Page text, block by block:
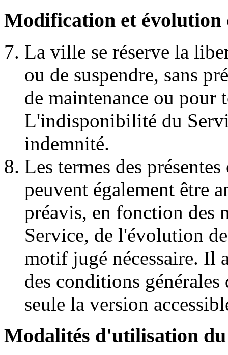
Modification et évolution
La ville se réserve la
ou de suspendre, sans
de maintenance ou pour
L'indisponibilité du
indemnité.
Les termes des
peuvent également être
préavis, en fonction des
Service, de l'évolution
motif jugé nécessaire. Il
des conditions
seule la version
Modalités d'utilisation